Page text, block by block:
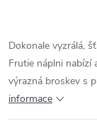
Dokonale vyzrálá,
Frutie náplni
výrazná broskev s
informace